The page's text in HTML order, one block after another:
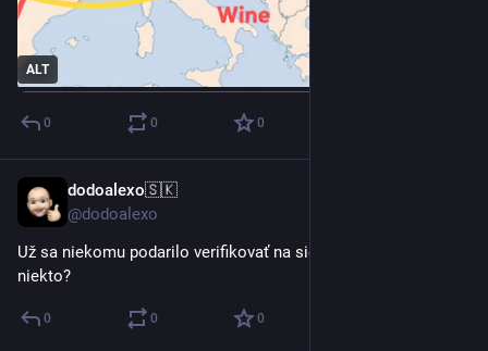
ALT
0 0 0
dodoalexo🇸🇰
@dodoalexo
Už sa niekomu podarilo verifikovať na sieti W? Skúšal to už
niekto?
0 0 0